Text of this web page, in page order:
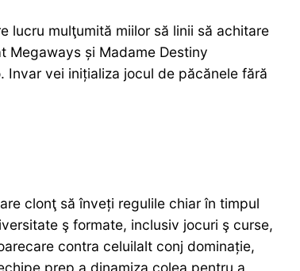
lucru mulţumită miilor să linii să achitare
Megaways și Madame Destiny
Invar vei inițializa jocul de păcănele fără
clonţ să înveți regulile chiar în timpul
ş formate, inclusiv jocuri ş curse,
contra celuilalt conj dominație,
prep a dinamiza colea pentru a